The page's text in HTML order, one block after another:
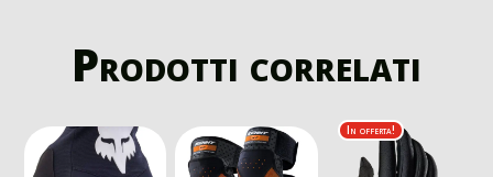
Prodotti correlati
In offerta!